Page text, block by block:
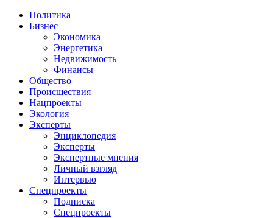
Политика
Бизнес
Экономика
Энергетика
Недвижимость
Финансы
Общество
Происшествия
Нацпроекты
Экология
Эксперты
Энциклопедия
Эксперты
Экспертные мнения
Личный взгляд
Интервью
Спецпроекты
Подписка
Спецпроекты